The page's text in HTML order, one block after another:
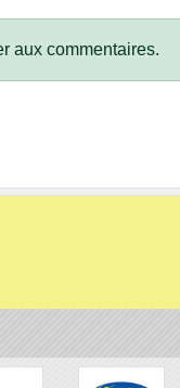
aux commentaires.